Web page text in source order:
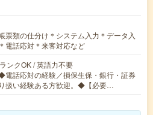
票類の仕分け＊システム入力＊データ入
電話応対＊来客対応など
ンクOK / 英語力不要
話応対の経験／損保生保・銀行・証券
扱い経験ある方歓迎。◆【必要…